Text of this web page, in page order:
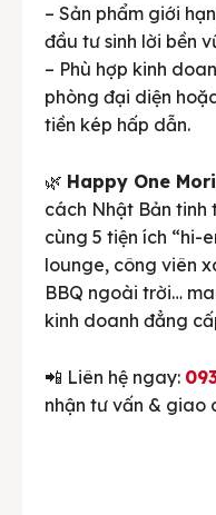
– Sản phẩm giới
đầu tư sinh lời bền
– Phù hợp kinh
phòng đại diện
tiền kép hấp dẫn.
🌿 Happy One Mori
cách Nhật Bản tinh
cùng 5 tiện ích “hi-
lounge, công viên
BBQ ngoài trời…
kinh doanh đẳng
📲 Liên hệ ngay:
nhận tư vấn & giao